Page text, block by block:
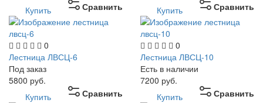
Сравнить
Купить
Сравнить
Купить
0
Лестница ЛВСЦ-6
Под заказ
5800 руб.
Сравнить
Купить
0
Лестница ЛВСЦ-10
Есть в наличии
7200 руб.
Сравнить
Купить